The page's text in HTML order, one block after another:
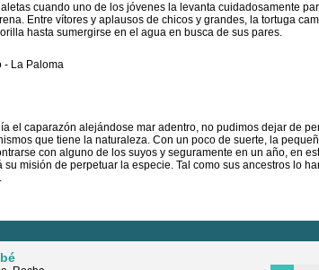
cuando uno de los jóvenes la levanta cuidadosamente
Entre vítores y aplausos de chicos y grandes, la tortuga
hasta sumergirse en el agua en busca de sus pares.
el caparazón alejándose mar adentro, no pudimos dejar de
que tiene la naturaleza. Con un poco de suerte, la
con alguno de los suyos y seguramente en un año, en
su misión de perpetuar la especie. Tal como sus ancestros lo